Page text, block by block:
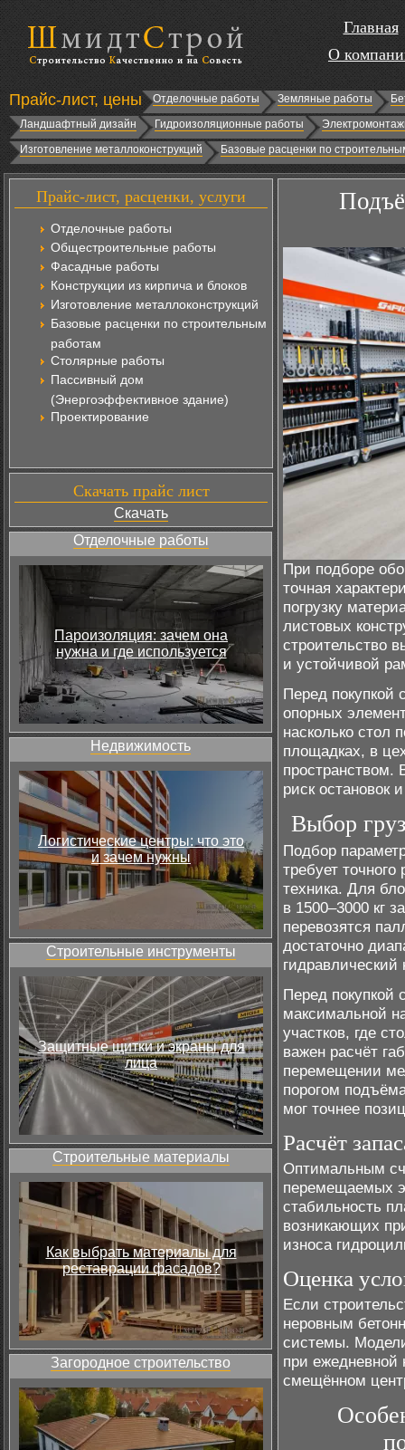
Главная
О
Прайс-лист, цены Отделочные работы Земляные работы
Ландшафтный дизайн
Гидроизоляционные работы
Изготовление металлоконструкций
Базовые расценки по
Прайс-лист, расценки, услуги
Отделочные работы
Общестроительные работы
Фасадные работы
Конструкции из кирпича и блоков
Изготовление металлоконструкций
Базовые расценки по строительным
работам
Столярные работы
Пассивный дом
(Энергоэффективное здание)
Проектирование
Скачать прайс лист
Скачать
Отделочные работы
Пароизоляция: зачем она
нужна и где используется
Недвижимость
Логистические центры: что это
и зачем нужны
Строительные инструменты
Защитные щитки и экраны для
лица
Строительные материалы
Как выбрать материалы для
реставрации фасадов?
Загородное строительство
При подборе
точная
погрузку
листовых
строительство
и устойчивой
Перед покупкой
опорных
насколько стол
площадках, в
пространством.
риск остановок
Выбор
Подбор
требует
техника. Для
в 1500–3000 кг
перевозятся
достаточно
гидравлический
Перед покупкой
максимальной
участков, где
важен расчёт
перемещении
порогом
мог точнее
Расчёт
Оптимальным
перемещаемых
стабильность
возникающих
износа
Оценка
Если
неровным
системы.
при ежедневной
смещённом